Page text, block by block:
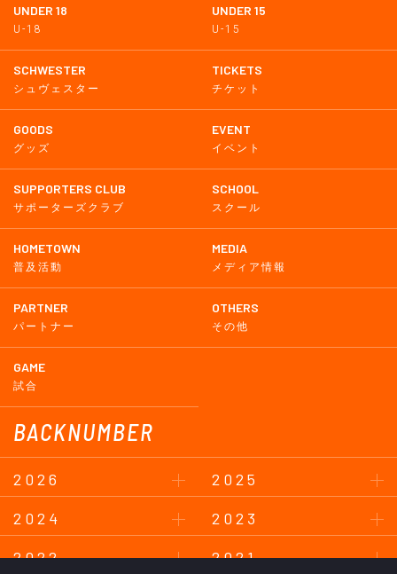
UNDER 18
U-18
UNDER 15
U-15
SCHWESTER
シュヴェスター
TICKETS
チケット
GOODS
グッズ
EVENT
イベント
SUPPORTERS CLUB
サポーターズクラブ
SCHOOL
スクール
HOMETOWN
普及活動
MEDIA
メディア情報
PARTNER
パートナー
OTHERS
その他
GAME
試合
BACKNUMBER
2026
2025
2024
2023
2022
2021